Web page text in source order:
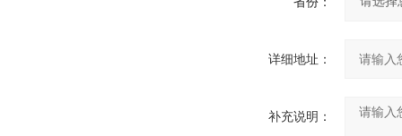
详细地址：
补充说明：